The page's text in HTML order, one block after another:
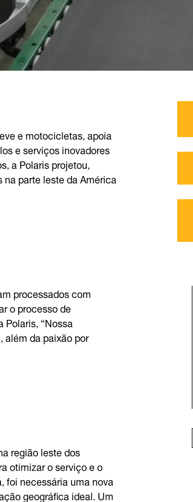
e motocicletas, apoia
e serviços inovadores
a Polaris projetou,
parte leste da América
processados com
o processo de
“Nossa
da paixão por
região leste dos
otimizar o serviço e o
foi necessária uma nova
geográfica ideal. Um